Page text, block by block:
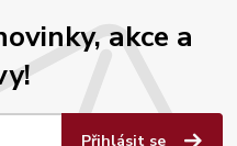
akce a
Přihlásit se